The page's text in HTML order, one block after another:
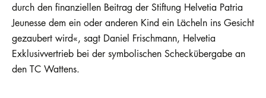
durch den finanziellen Beitrag der Stiftung Helvetia Patria
Jeunesse dem ein oder anderen Kind ein Lächeln ins Gesicht
gezaubert wird«, sagt Daniel Frischmann, Helvetia
Exklusivvertrieb bei der symbolischen Scheckübergabe an
den TC Wattens.